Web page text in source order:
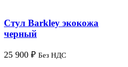
Стул Barkley экокожа
черный
25 900 ₽ Без НДС